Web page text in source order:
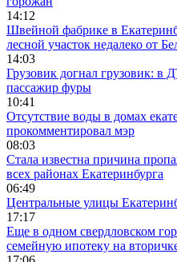
14:12
Швейной фабрике в
лесной участок недалеко от
14:03
Грузовик догнал грузовик: в
пассажир фуры
10:41
Отсутствие воды в домах
прокомментировал мэр
08:03
Стала известна причина
всех районах Екатеринбурга
06:49
Центральные улицы
17:17
Еще в одном свердловском
семейную ипотеку на